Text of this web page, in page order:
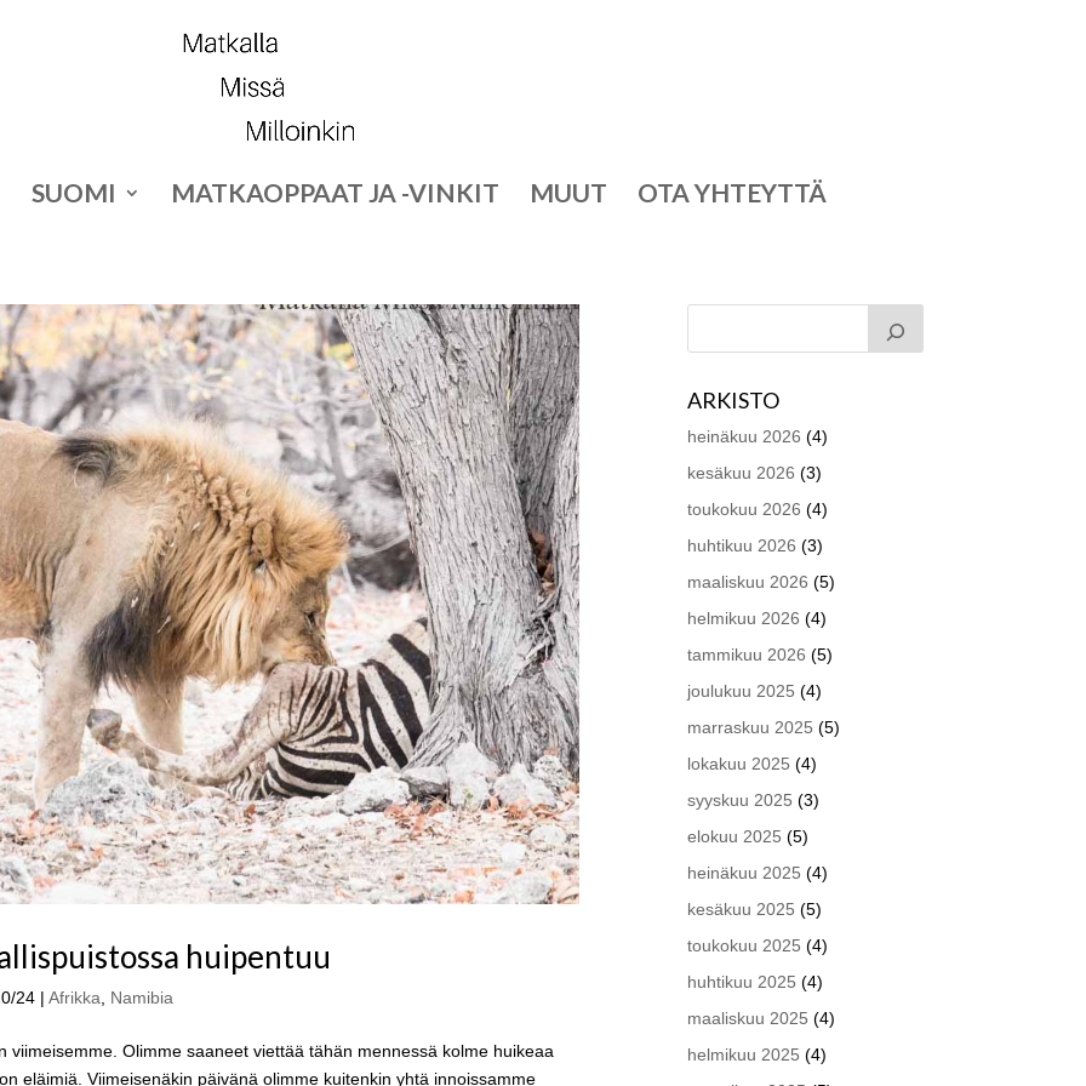
SUOMI MATKAOPPAAT JA -VINKIT MUUT OTA YHTEYTTÄ
huipentuu
24 |Afrikka Namibia
viimeisemme. Olimme saaneet viettää tähän mennessä kolme huikeaa
eläimiä. Viimeisenäkin päivänä olimme kuitenkin yhtä innoissamme
ARKISTO
heinäkuu 2026 (4)
kesäkuu 2026 (3)
toukokuu 2026 (4)
huhtikuu 2026 (3)
maaliskuu 2026 (5)
helmikuu 2026 (4)
tammikuu 2026 (5)
joulukuu 2025 (4)
marraskuu 2025 (5)
lokakuu 2025 (4)
syyskuu 2025 (3)
elokuu 2025 (5)
heinäkuu 2025 (4)
kesäkuu 2025 (5)
toukokuu 2025 (4)
huhtikuu 2025 (4)
maaliskuu 2025 (4)
helmikuu 2025 (4)